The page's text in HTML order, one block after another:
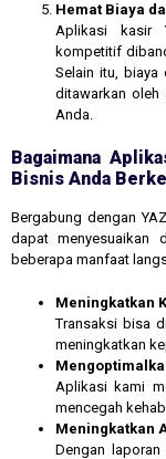
Hemat Biaya
Aplikasi kasir
kompetitif
Selain itu, biaya
ditawarkan oleh
Anda.
Bagaimana
Bisnis Anda
Bergabung dengan
dapat menyesuaikan
beberapa manfaat
Meningkatkan
Transaksi bisa
meningkatkan
Aplikasi kami
mencegah
Meningkatkan
Dengan